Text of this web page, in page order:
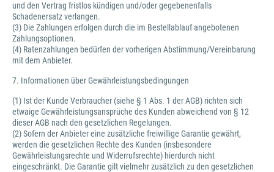
und den Vertrag fristlos kündigen und/oder gegebenenfalls
Schadenersatz verlangen.
(3) Die Zahlungen erfolgen durch die im Bestellablauf angebotenen
Zahlungsoptionen.
(4) Ratenzahlungen bedürfen der vorherigen Abstimmung/Vereinbarung
mit dem Anbieter.
7. Informationen über Gewährleistungsbedingungen
(1) Ist der Kunde Verbraucher (siehe § 1 Abs. 1 der AGB) richten sich
etwaige Gewährleistungsansprüche des Kunden abweichend von § 12
dieser AGB nach den gesetzlichen Regelungen.
(2) Sofern der Anbieter eine zusätzliche freiwillige Garantie gewährt,
werden die gesetzlichen Rechte des Kunden (insbesondere
Gewährleistungsrechte und Widerrufsrechte) hierdurch nicht
eingeschränkt. Die Garantie gilt vielmehr zusätzlich zu den gesetzlichen